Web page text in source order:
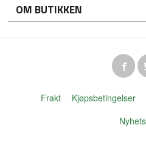
OM BUTIKKEN
Frakt Kjøpsbetingelser